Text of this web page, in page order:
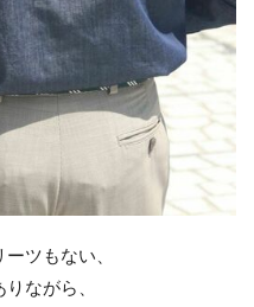
ツもない、
ながら、